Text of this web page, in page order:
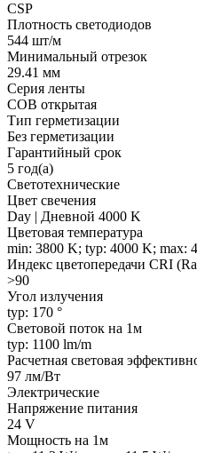
CSP
Плотность светодиодов
544 шт/м
Минимальный отрезок
29.41 мм
Серия ленты
COB открытая
Тип герметизации
Без герметизации
Гарантийный срок
5 год(а)
Светотехнические
Цвет свечения
Day | Дневной 4000 K
Цветовая температура
min: 3800 K; typ: 4000 K; max:
Индекс цветопередачи CRI
>90
Угол излучения
typ: 170 °
Световой поток на 1м
typ: 1100 lm/m
Расчетная световая
97 лм/Вт
Электрические
Напряжение питания
24 V
Мощность на 1м